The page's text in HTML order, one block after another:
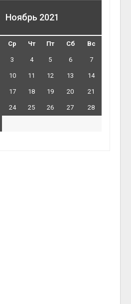
Ноябрь 2021
Ср Чт Пт Сб Вс
3 4 5 6 7
10 11 12 13 14
17 18 19 20 21
24 25 26 27 28